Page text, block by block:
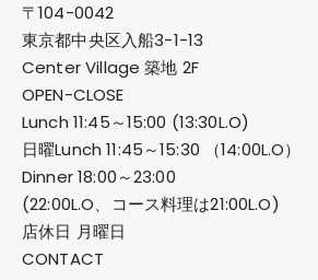
〒104-0042
東京都中央区入船3-1-13
Center Village 築地 2F
OPEN-CLOSE
Lunch 11:45～15:00 (13:30L.O)
日曜Lunch 11:45～15:30 （14:00L.O）
Dinner 18:00～23:00
(22:00L.O、コース料理は21:00L.O)
店休日 月曜日
CONTACT